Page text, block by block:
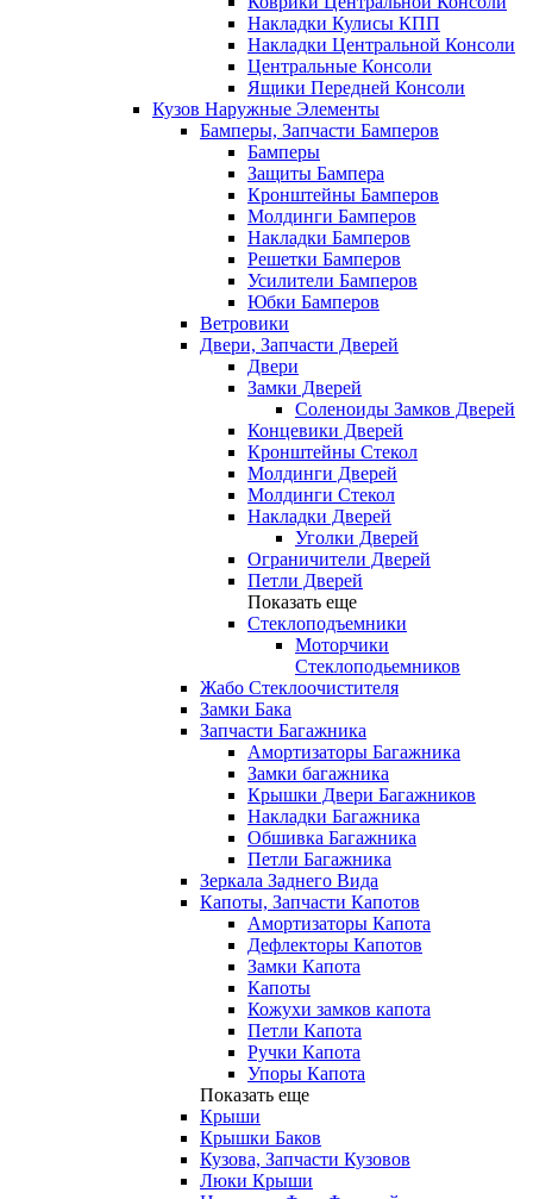
Накладки Кулисы КПП
Накладки Центральной Консоли
Центральные Консоли
Ящики Передней Консоли
Кузов Наружные Элементы
Бамперы, Запчасти Бамперов
Бамперы
Защиты Бампера
Кронштейны Бамперов
Молдинги Бамперов
Накладки Бамперов
Решетки Бамперов
Усилители Бамперов
Юбки Бамперов
Ветровики
Двери, Запчасти Дверей
Двери
Замки Дверей
Соленоиды Замков Дверей
Концевики Дверей
Кронштейны Стекол
Молдинги Дверей
Молдинги Стекол
Накладки Дверей
Уголки Дверей
Ограничители Дверей
Петли Дверей
Показать еще
Стеклоподъемники
Моторчики
Стеклоподьемников
Жабо Стеклоочистителя
Замки Бака
Запчасти Багажника
Амортизаторы Багажника
Замки багажника
Крышки Двери Багажников
Накладки Багажника
Обшивка Багажника
Петли Багажника
Зеркала Заднего Вида
Капоты, Запчасти Капотов
Амортизаторы Капота
Дефлекторы Капотов
Замки Капота
Капоты
Кожухи замков капота
Петли Капота
Ручки Капота
Упоры Капота
Показать еще
Крыши
Крышки Баков
Кузова, Запчасти Кузовов
Люки Крыши